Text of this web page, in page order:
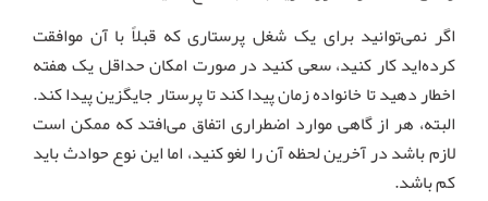
اگر نمی‌توانید برای یک شغل پرستاری که قبلاً با آن موافقت
کرده‌اید کار کنید، سعی کنید در صورت امکان حداقل یک هفته
اخطار دهید تا خانواده زمان پیدا کند تا پرستار جایگزین پیدا کند.
البته، هر از گاهی موارد اضطراری اتفاق می‌افتد که ممکن است
لازم باشد در آخرین لحظه آن را لغو کنید، اما این نوع حوادث باید
کم باشد.